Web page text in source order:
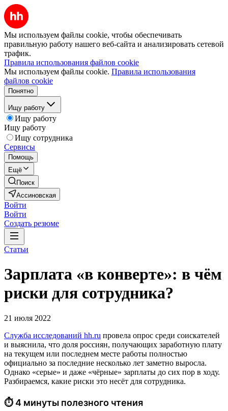
Мы используем файлы cookie, чтобы обеспечивать
правильную работу нашего веб-сайта и анализировать сетевой
трафик.
Правила использования файлов cookie
Мы используем файлы cookie. Правила использования
файлов cookie
Понятно
Ищу работу
Ищу работу
Ищу работу
Ищу сотрудника
Сервисы
Помощь
Ещё
Поиск
Ассиновская
Войти
Войти
Создать резюме
Статьи
Зарплата «в конверте»: в чём
риски для сотрудника?
21 июля 2022
Служба исследований hh.ru провела опрос среди соискателей
и выяснила, что доля россиян, получающих заработную плату
на текущем или последнем месте работы полностью
официально за последние несколько лет заметно выросла.
Однако «серые» и даже «чёрные» зарплаты до сих пор в ходу.
Разбираемся, какие риски это несёт для сотрудника.
⏱ 4 минуты полезного чтения